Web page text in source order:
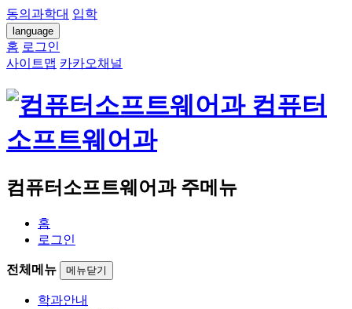
동의과학대 입학
language
홈 로그인
사이트맵 카카오채널
컴퓨터
소프트웨어과
컴퓨터소프트웨어과 주메뉴
홈
로그인
전체메뉴 메뉴닫기
학과안내